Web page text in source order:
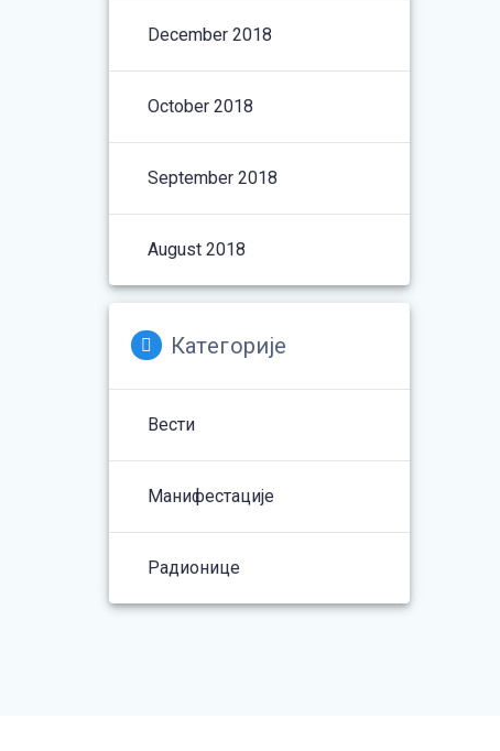
December 2018
October 2018
September 2018
August 2018
Категорије
Вести
Манифестације
Радионице